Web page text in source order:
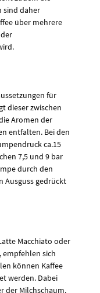
sind daher
über mehrere
für
dieser zwischen
Aromen der
entfalten. Bei den
ca.15
7,5 und 9 bar
durch den
Ausguss gedrückt
Macchiato oder
empfehlen sich
können Kaffee
werden. Dabei
der Milchschaum.